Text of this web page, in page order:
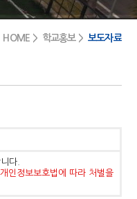
HOME > 학교홍보 > 보도자료
다.
인정보보호법에 따라 처벌을